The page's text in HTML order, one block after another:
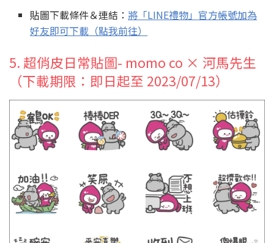
貼圖下載條件＆連結： 將「LINE禮物」官方帳號加為
好友即可下載（點我前往）
5. 超俏皮日常貼圖- momo co × 河馬先生
（下載期限：即日起至 2023/07/13）